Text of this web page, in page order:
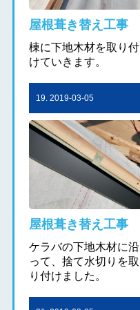
屋根葺き替え工事
棟に下地木材を取り付
けていきます。
19. 2019-03-05
屋根葺き替え工事
ケラバの下地木材に沿
って、捨て水切りを取
り付けました。